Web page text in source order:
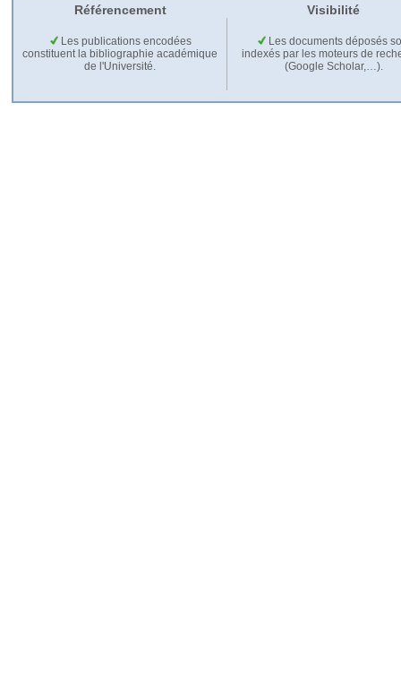
Référencement Visibilité
Les publications encodées
constituent la bibliographie académique
de l'Université.
Les documents déposés
indexés par les moteurs de
(Google Scholar,…).